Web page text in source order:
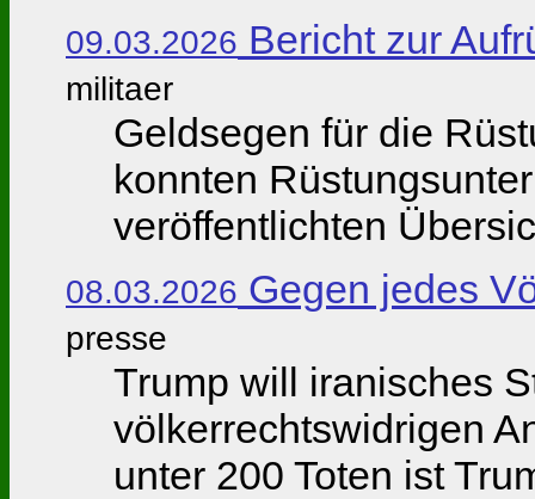
09.03.2026 Bericht zur
militaer
Geldsegen für die
konnten
veröffentlichten
08.03.2026 Gegen jedes
presse
Trump will iranisches
völkerrechtswidrigen
unter 200 Toten ist